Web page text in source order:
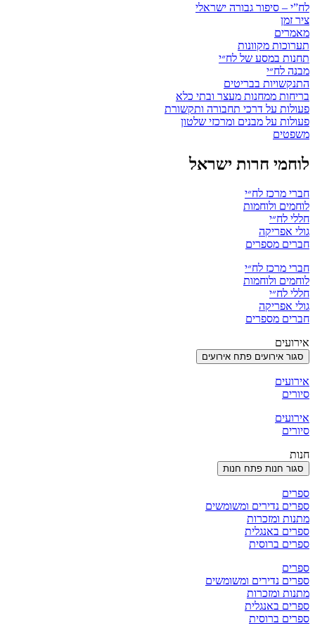
לח”י – סיפור גבורה ישראלי
ציר זמן
מאמרים
תערוכות מקוונות
תחנות במסע של לח״י
מבנה לח״י
התנקשויות בבריטים
בריחות ממחנות מעצר ובתי כלא
פעולות על דרכי תחבורה ותקשורת
פעולות על מבנים ומרכזי שלטון
משפטים
לוחמי חרות ישראל
חברי מרכז לח״י
לוחמים ולוחמות
חללי לח״י
גולי אפריקה
חברים מספרים
חברי מרכז לח״י
לוחמים ולוחמות
חללי לח״י
גולי אפריקה
חברים מספרים
אירועים
סגור אירועים פתח אירועים
אירועים
סיורים
אירועים
סיורים
חנות
סגור חנות פתח חנות
ספרים
ספרים נדירים ומשומשים
מתנות ומזכרות
ספרים באנגלית
ספרים ברוסית
ספרים
ספרים נדירים ומשומשים
מתנות ומזכרות
ספרים באנגלית
ספרים ברוסית